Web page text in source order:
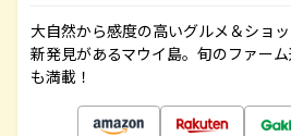
大自然から感度の高いグルメ＆ショ
新発見があるマウイ島。旬のファー
も満載！